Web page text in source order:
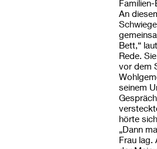
An
Bett,“
Rede.
vor dem
seinem
hörte
„Dann
Frau lag.